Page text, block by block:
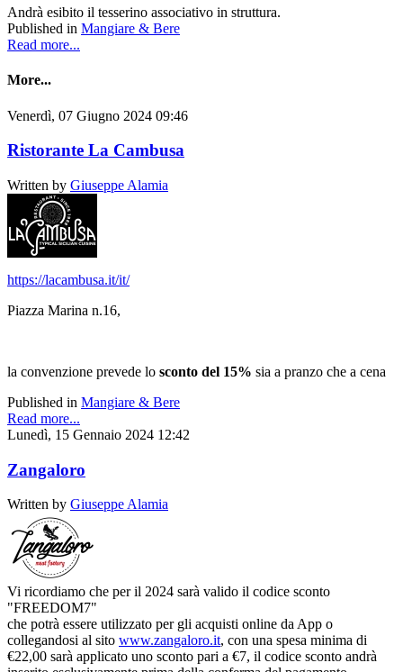
Andrà esibito il tesserino associativo in struttura.
Published in Mangiare & Bere
Read more...
More...
Venerdì, 07 Giugno 2024 09:46
Ristorante La Cambusa
Written by Giuseppe Alamia
https://lacambusa.it/it/
Piazza Marina n.16,
la convenzione prevede lo sconto del 15% sia a pranzo che a cena
Published in Mangiare & Bere
Read more...
Lunedì, 15 Gennaio 2024 12:42
Zangaloro
Written by Giuseppe Alamia
Vi ricordiamo che per il 2024 sarà valido il codice sconto
"FREEDOM7"
che potrà essere utilizzato per gli acquisti online da App o
collegandosi al sito www.zangaloro.it, con una spesa minima di
€22,00 sarà applicato uno sconto pari a €7, il codice sconto andrà